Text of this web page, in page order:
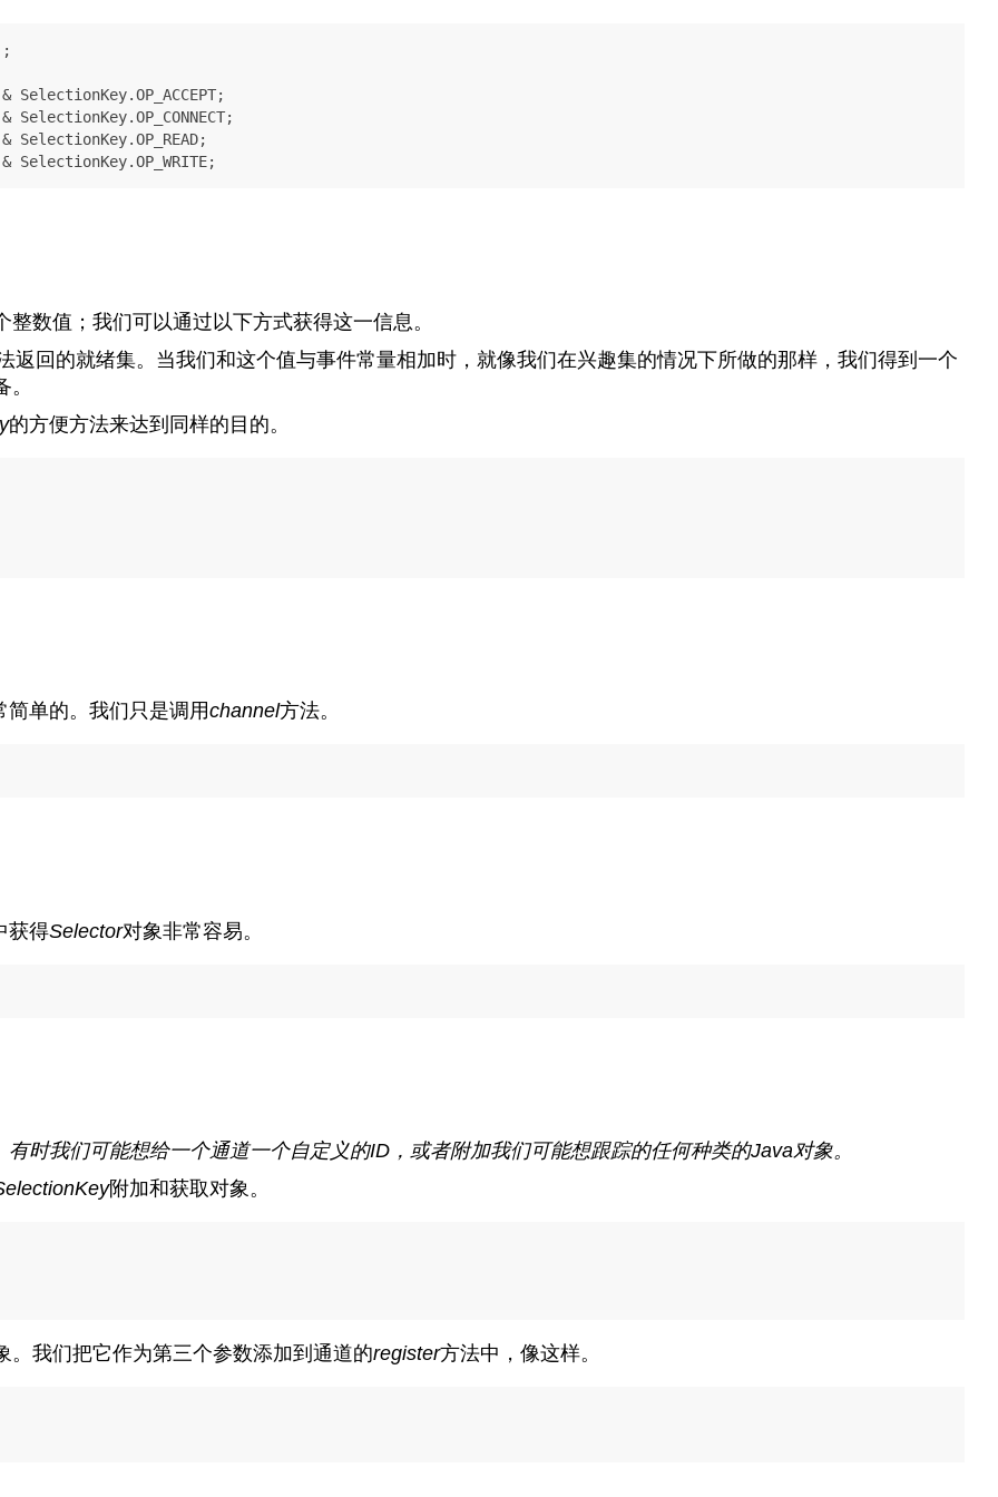
数值；我们可以通过以下方式获得这一信息。
返回的就绪集。当我们和这个值与事件常量相加时，就像我们在兴趣集的情况下所做的那样，我们得到一个
的方便方法来达到同样的目的。
单的。我们只是调用channel方法。
获得Selector对象非常容易。
有时我们可能想给一个通道一个自定义的ID，或者附加我们可能想跟踪的任何种类的Java对象。
附加和获取对象。
我们把它作为第三个参数添加到通道的register方法中，像这样。